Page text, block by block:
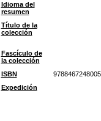
Idioma del
resumen
Título de la
colección
Fascículo de
la colección
ISBN
9788467248005
Expedición